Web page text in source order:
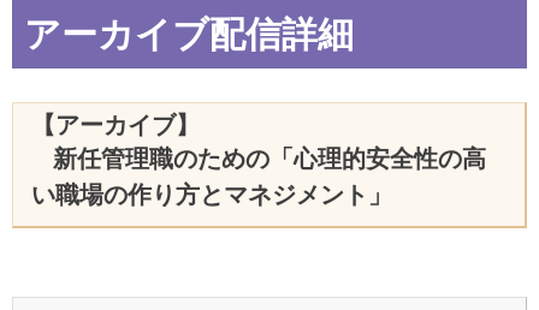
アーカイブ配信詳細
【アーカイブ】
新任管理職のための「心理的安全性の高
い職場の作り方とマネジメント」